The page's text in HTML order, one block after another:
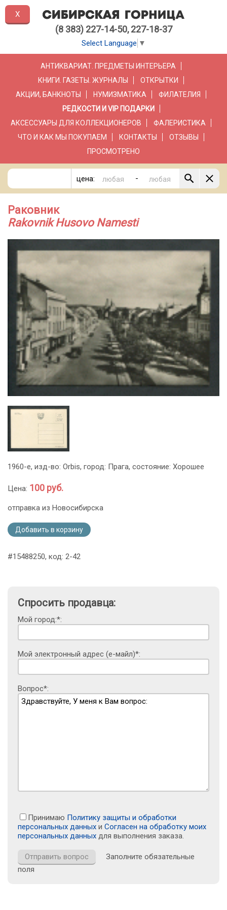
(8 383) 227-14-50, 227-18-37
Select Language ▼
АНТИКВАРИАТ. ПРЕДМЕТЫ ИНТЕРЬЕРА
КНИГИ. ГАЗЕТЫ. ЖУРНАЛЫ
ОТКРЫТКИ
АКЦИИ, БАНКНОТЫ
НУМИЗМАТИКА
ФИЛАТЕЛИЯ
РЕДКОСТИ И VIP ПОДАРКИ
АКСЕССУАРЫ ДЛЯ КОЛЛЕКЦИОНЕРОВ
ФАЛЕРИСТИКА
ЧТО И КАК МЫ ПОКУПАЕМ
КОНТАКТЫ
ОТЗЫВЫ
ПРОСМОТРЕНО
цена: -
Раковник
Rakovnik Husovo Namesti
1960-е, изд-во: Orbis, город: Прага, состояние: Хорошее
Цена: 100 руб.
отправка из Новосибирска
Добавить в корзину
#15488250, код: 2-42
Спросить продавца:
Мой город:*:
Мой электронный адрес (е-майл)*:
Вопрос*:
Принимаю Политику защиты и обработки
персональных данных и Согласен на обработку моих
персональных данных для выполнения заказа.
Заполните обязательные
поля
X